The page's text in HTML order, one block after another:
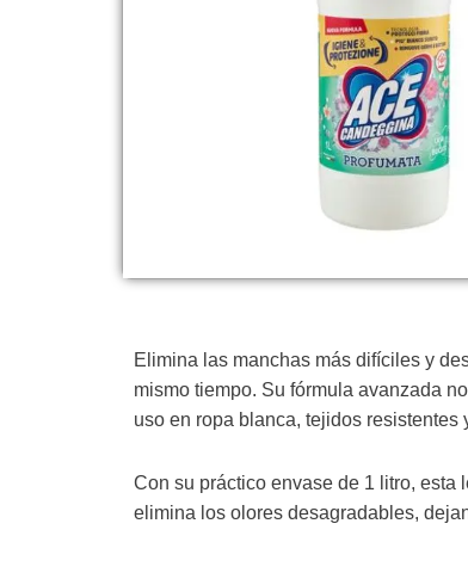
Elimina las manchas más difíciles y
mismo tiempo. Su fórmula avanzada
uso en ropa blanca, tejidos
Con su práctico envase de 1 litro, esta
elimina los olores desagradables,